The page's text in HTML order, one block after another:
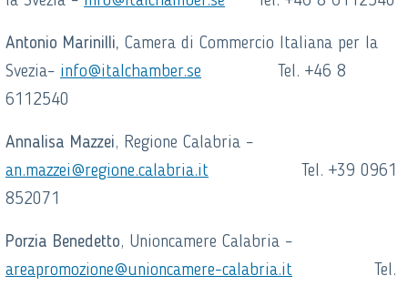
Antonio Marinilli, Camera di Commercio Italiana per la
Svezia– info@italchamber.se Tel. +46 8
6112540
Annalisa Mazzei, Regione Calabria –
an.mazzei@regione.calabria.it Tel. +39 0961
852071
Porzia Benedetto, Unioncamere Calabria –
areapromozione@unioncamere-calabria.it Tel.